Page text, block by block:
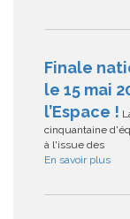
Finale
le 15 mai
l’Espace !
cinquantaine
à l'issue des
En savoir plus